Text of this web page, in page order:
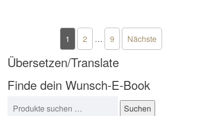
Seitennummerierung der
1 2 … 9 Nächste
Übersetzen/Translate
Finde dein Wunsch-E-Book
Suchen